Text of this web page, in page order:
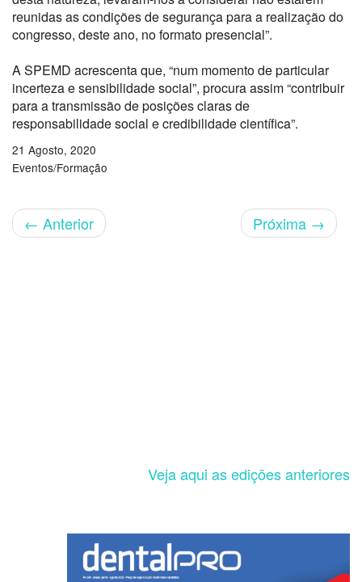
reunidas as condições de segurança para a realização do
congresso, deste ano, no formato presencial”.
A SPEMD acrescenta que, “num momento de particular
incerteza e sensibilidade social”, procura assim “contribuir
para a transmissão de posições claras de
responsabilidade social e credibilidade científica”.
21 Agosto, 2020
Eventos/Formação
← Anterior Próxima →
Veja aqui as edições anteriores